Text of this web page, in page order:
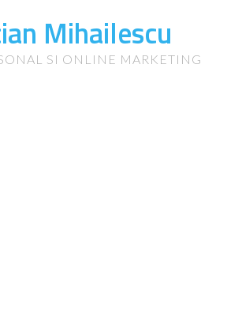
Mihailescu
SI ONLINE MARKETING